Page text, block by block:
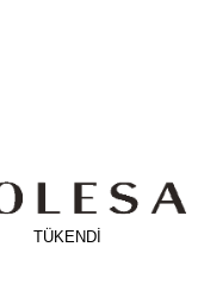
TÜKENDI